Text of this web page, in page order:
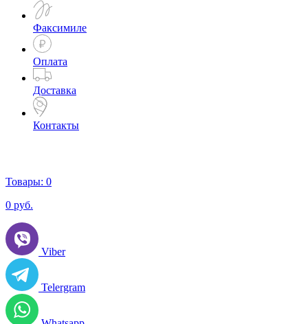
Факсимиле
Оплата
Доставка
Контакты
Товары: 0
0 руб.
Viber
Telergram